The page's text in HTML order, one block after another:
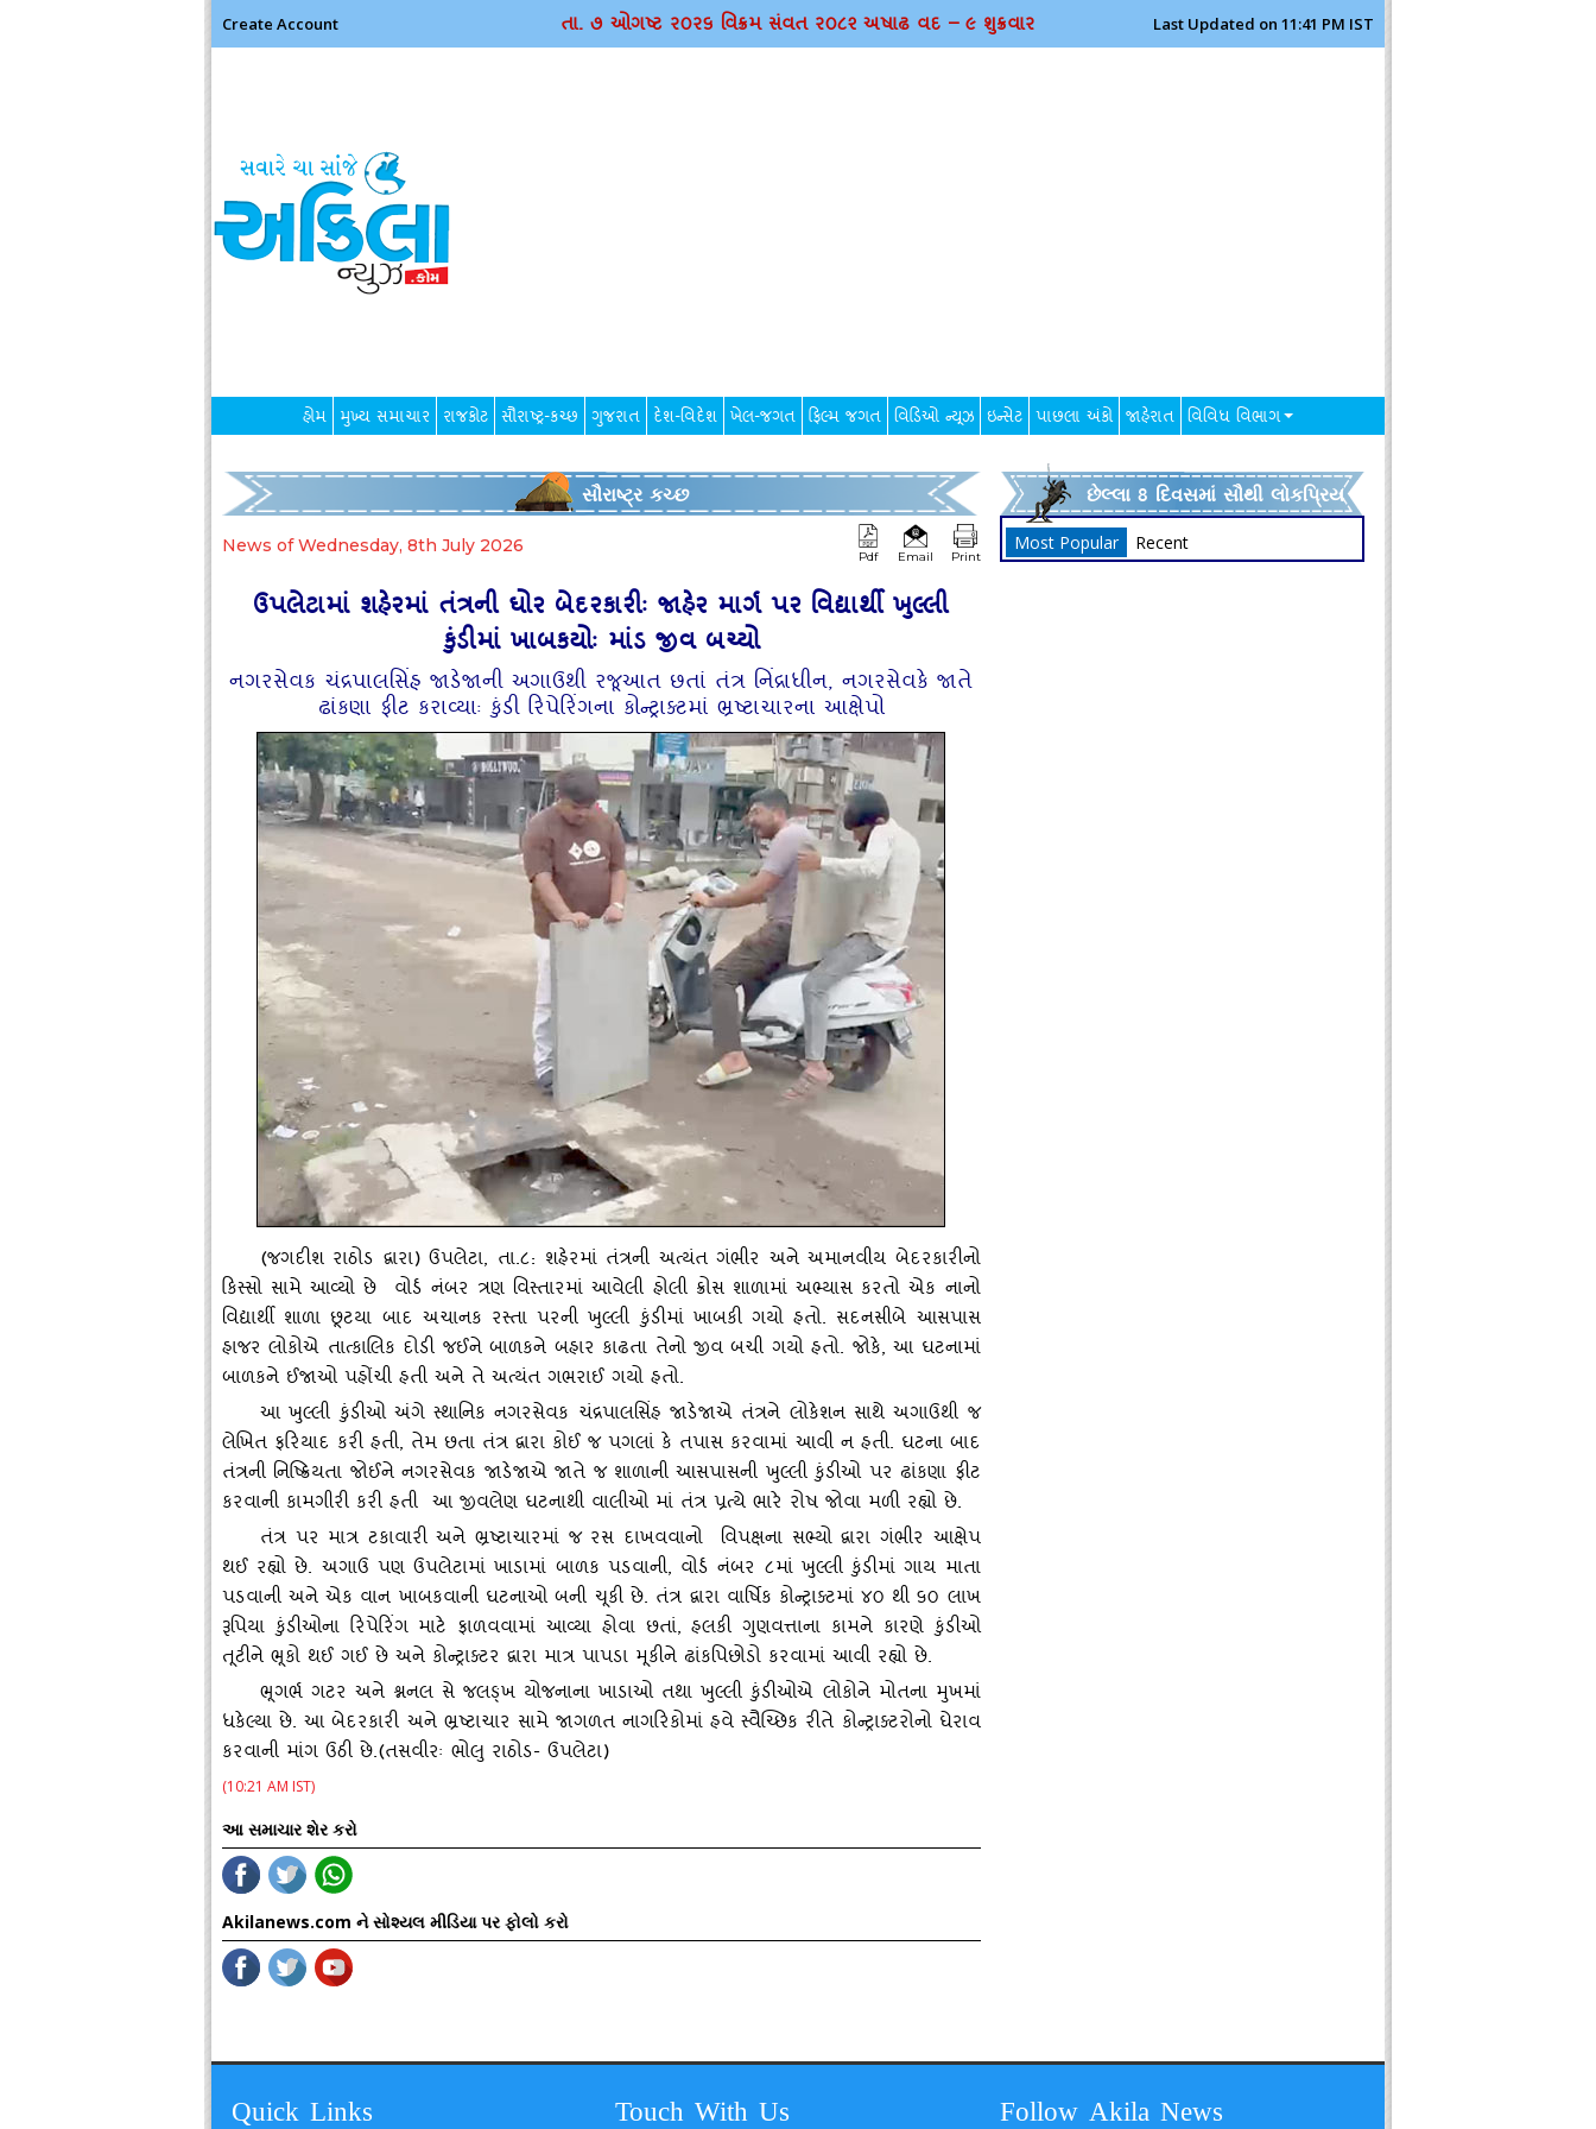
Create Account તા. ૭ ઓગષ્ટ ર૦ર૬ વિક્રમ સંવત ર૦૮૨ અષાઢ વદ – ૯ શુક્રવાર Last Updated on 11:41 PM IST
હોમ મુખ્ય સમાચાર રાજકોટ સૌરાષ્ટ્ર-કચ્છ ગુજરાત દેશ-વિદેશ ખેલ-જગત ફિલ્મ જગત વિડિઓ ન્યૂઝ ઇન્સેટ પાછલા અંકો જાહેરાત વિવિધ વિભાગ
સૌરાષ્ટ્ર કચ્છ
News of Wednesday, 8th July 2026
Pdf Email Print
ઉપલેટામાં શહેરમાં તંત્રની ઘોર બેદરકારીઃ જાહેર માર્ગ પર વિદ્યાર્થી ખુલ્લી
કુંડીમાં ખાબકયોઃ માંડ જીવ બચ્‍યો
નગરસેવક ચંદ્રપાલસિંહ જાડેજાની અગાઉથી રજૂઆત છતાં તંત્ર નિંદ્રાધીન, નગરસેવકે જાતે
ઢાંકણા ફીટ કરાવ્‍યાઃ કુંડી રિપેરિંગના કોન્‍ટ્રાક્‍ટમાં ભ્રષ્ટાચારના આક્ષેપો
(જગદીશ રાઠોડ દ્વારા) ઉપલેટા, તા.૮: શહેરમાં તંત્રની અત્‍યંત ગંભીર અને અમાનવીય બેદરકારીનો
કિસ્‍સો સામે આવ્‍યો છે વોર્ડ નંબર ત્રણ વિસ્‍તારમાં આવેલી હોલી ક્રોસ શાળામાં અભ્‍યાસ કરતો એક નાનો
વિદ્યાર્થી શાળા છૂટયા બાદ અચાનક રસ્‍તા પરની ખુલ્લી કુંડીમાં ખાબકી ગયો હતો. સદનસીબે આસપાસ
હાજર લોકોએ તાત્‍કાલિક દોડી જઈને બાળકને બહાર કાઢતા તેનો જીવ બચી ગયો હતો. જોકે, આ ઘટનામાં
બાળકને ઈજાઓ પહોંચી હતી અને તે અત્‍યંત ગભરાઈ ગયો હતો.
આ ખુલ્લી કુંડીઓ અંગે સ્‍થાનિક નગરસેવક ચંદ્રપાલસિંહ જાડેજાએ તંત્રને લોકેશન સાથે અગાઉથી જ
લેખિત ફરિયાદ કરી હતી, તેમ છતા તંત્ર દ્વારા કોઈ જ પગલાં કે તપાસ કરવામાં આવી ન હતી. ઘટના બાદ
તંત્રની નિષ્‍ક્રિયતા જોઈને નગરસેવક જાડેજાએ જાતે જ શાળાની આસપાસની ખુલ્લી કુંડીઓ પર ઢાંકણા ફીટ
કરવાની કામગીરી કરી હતી આ જીવલેણ ઘટનાથી વાલીઓ માં તંત્ર પ્રત્‍યે ભારે રોષ જોવા મળી રહ્યો છે.
તંત્ર પર માત્ર ટકાવારી અને ભ્રષ્ટાચારમાં જ રસ દાખવવાનો વિપક્ષના સભ્‍યો દ્વારા ગંભીર આક્ષેપ
થઈ રહ્યો છે. અગાઉ પણ ઉપલેટામાં ખાડામાં બાળક પડવાની, વોર્ડ નંબર ૮માં ખુલ્લી કુંડીમાં ગાય માતા
પડવાની અને એક વાન ખાબકવાની ઘટનાઓ બની ચૂકી છે. તંત્ર દ્વારા વાર્ષિક કોન્‍ટ્રાક્‍ટમાં ૪૦ થી ૬૦ લાખ
રૂપિયા કુંડીઓના રિપેરિંગ માટે ફાળવવામાં આવ્‍યા હોવા છતાં, હલકી ગુણવત્તાના કામને કારણે કુંડીઓ
તૂટીને ભૂકો થઈ ગઈ છે અને કોન્‍ટ્રાક્‍ટર દ્વારા માત્ર પાપડા મૂકીને ઢાંકપિછોડો કરવામાં આવી રહ્યો છે.
ભૂગર્ભ ગટર અને શ્નનલ સે જલઙ્ખ યોજનાના ખાડાઓ તથા ખુલ્લી કુંડીઓએ લોકોને મોતના મુખમાં
ધકેલ્‍યા છે. આ બેદરકારી અને ભ્રષ્ટાચાર સામે જાગળત નાગરિકોમાં હવે સ્‍વૈચ્‍છિક રીતે કોન્‍ટ્રાક્‍ટરોનો ઘેરાવ
કરવાની માંગ ઉઠી છે.(તસવીરઃ ભોલુ રાઠોડ- ઉપલેટા)
(10:21 AM IST)
આ સમાચાર શેર કરો
Akilanews.com ને સોશ્યલ મીડિયા પર ફોલો કરો
છેલ્લા 8 દિવસમાં સૌથી લોકપ્રિય
Most Popular Recent
Quick Links Touch With Us Follow Akila News